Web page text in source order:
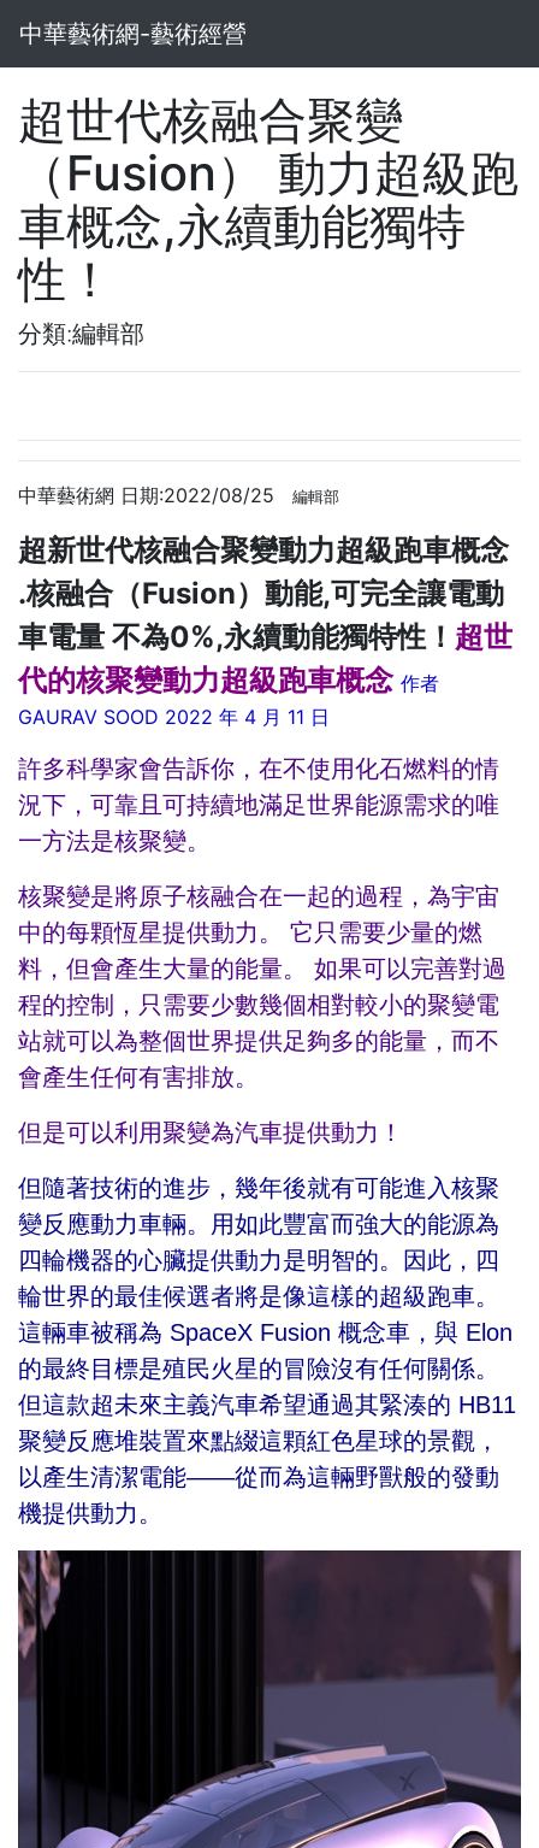
中華藝術網-藝術經營
超世代核融合聚變
（Fusion） 動力超級跑
車概念,永續動能獨特
性！
分類:編輯部
中華藝術網 日期:2022/08/25 編輯部
超新世代核融合聚變動力超級跑車概念
.核融合（Fusion）動能,可完全讓電動
車電量 不為0%,永續動能獨特性！ 超世
代的核聚變動力超級跑車概念 作者
GAURAV SOOD 2022 年 4 月 11 日
許多科學家會告訴你，在不使用化石燃料的情
況下，可靠且可持續地滿足世界能源需求的唯
一方法是核聚變。
核聚變是將原子核融合在一起的過程，為宇宙
中的每顆恆星提供動力。 它只需要少量的燃
料，但會產生大量的能量。 如果可以完善對過
程的控制，只需要少數幾個相對較小的聚變電
站就可以為整個世界提供足夠多的能量，而不
會產生任何有害排放。
但是可以利用聚變為汽車提供動力！
但隨著技術的進步，幾年後就有可能進入核聚
變反應動力車輛。用如此豐富而強大的能源為
四輪機器的心臟提供動力是明智的。因此，四
輪世界的最佳候選者將是像這樣的超級跑車。
這輛車被稱為 SpaceX Fusion 概念車，與 Elon
的最終目標是殖民火星的冒險沒有任何關係。
但這款超未來主義汽車希望通過其緊湊的 HB11
聚變反應堆裝置來點綴這顆紅色星球的景觀，
以產生清潔電能——從而為這輛野獸般的發動
機提供動力。